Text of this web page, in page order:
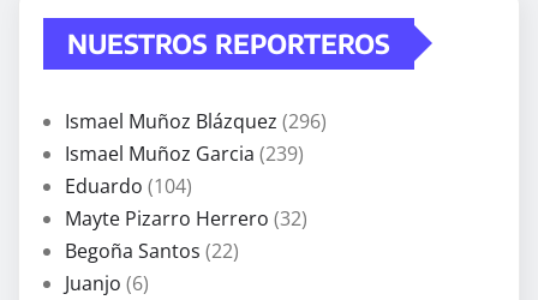
NUESTROS REPORTEROS
Ismael Muñoz Blázquez (296)
Ismael Muñoz Garcia (239)
Eduardo (104)
Mayte Pizarro Herrero (32)
Begoña Santos (22)
Juanjo (6)